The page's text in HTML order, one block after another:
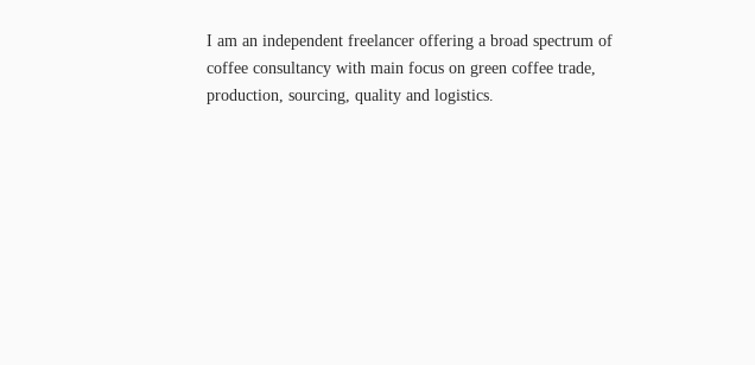
I am an independent freelancer offering a broad spectrum of
coffee consultancy with main focus on green coffee trade,
production, sourcing, quality and logistics.